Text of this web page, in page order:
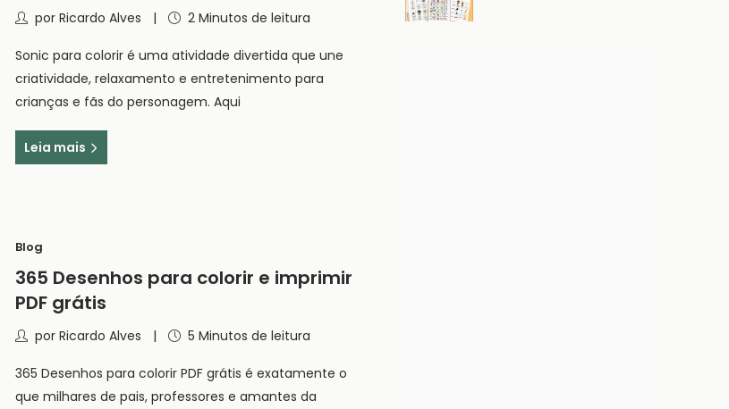
por Ricardo Alves 2 Minutos de leitura
Sonic para colorir é uma atividade divertida que une
criatividade, relaxamento e entretenimento para
crianças e fãs do personagem. Aqui
Leia mais
Blog
365 Desenhos para colorir e imprimir
PDF grátis
por Ricardo Alves 5 Minutos de leitura
365 Desenhos para colorir PDF grátis é exatamente o
que milhares de pais, professores e amantes da